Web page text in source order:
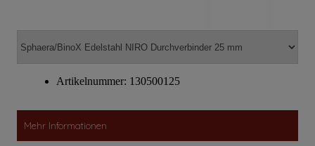
Artikelnummer: 130500125
Mehr Informationen